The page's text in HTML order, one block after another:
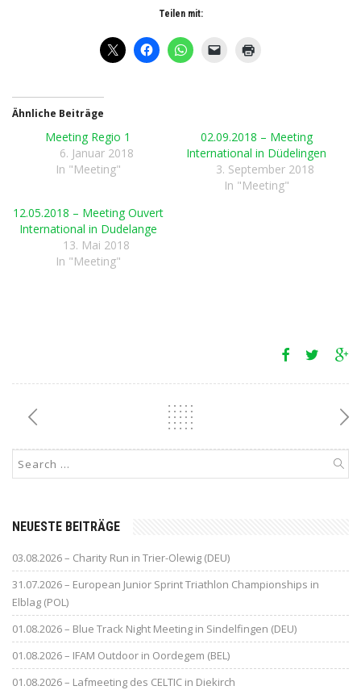
Teilen mit:
Ähnliche Beiträge
Meeting Regio 1
6. Januar 2018
In "Meeting"
02.09.2018 – Meeting
International in Düdelingen
3. September 2018
In "Meeting"
12.05.2018 – Meeting Ouvert
International in Dudelange
13. Mai 2018
In "Meeting"
NEUESTE BEITRÄGE
03.08.2026 – Charity Run in Trier-Olewig (DEU)
31.07.2026 – European Junior Sprint Triathlon Championships in
Elblag (POL)
01.08.2026 – Blue Track Night Meeting in Sindelfingen (DEU)
01.08.2026 – IFAM Outdoor in Oordegem (BEL)
01.08.2026 – Lafmeeting des CELTIC in Diekirch